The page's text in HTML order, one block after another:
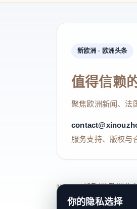
新欧洲 · 欧洲头条
值得信赖
聚焦欧洲新闻、法
服务支持、版权与
© 2026 新欧洲·欧洲头
关于我们法律声明编辑
你的隐私选择